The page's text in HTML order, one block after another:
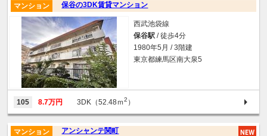
保谷の3DK賃貸マンション
マンション
西武池袋線
保谷駅 / 徒歩4分
1980年5月 / 3階建
東京都練馬区南大泉5
105 8.7万円 3DK（52.48ｍ2 ）
アンシャンテ関町
マンション